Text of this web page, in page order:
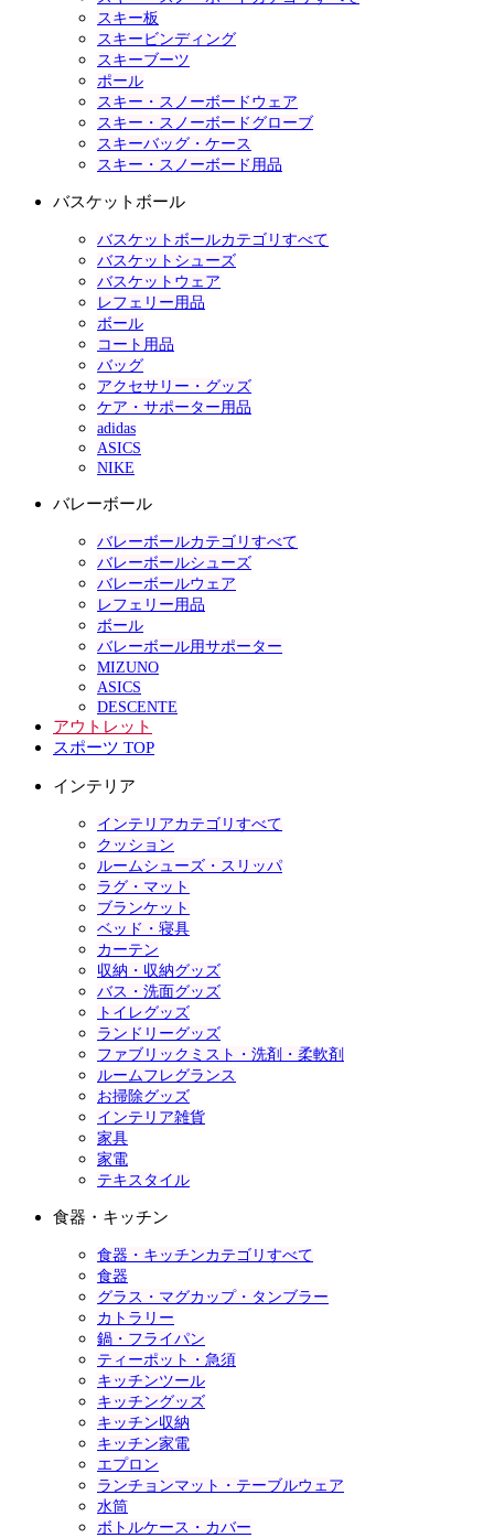
スキー板
スキービンディング
スキーブーツ
ポール
スキー・スノーボードウェア
スキー・スノーボードグローブ
スキーバッグ・ケース
スキー・スノーボード用品
バスケットボール
バスケットボールカテゴリすべて
バスケットシューズ
バスケットウェア
レフェリー用品
ボール
コート用品
バッグ
アクセサリー・グッズ
ケア・サポーター用品
adidas
ASICS
NIKE
バレーボール
バレーボールカテゴリすべて
バレーボールシューズ
バレーボールウェア
レフェリー用品
ボール
バレーボール用サポーター
MIZUNO
ASICS
DESCENTE
アウトレット
スポーツ TOP
インテリア
インテリアカテゴリすべて
クッション
ルームシューズ・スリッパ
ラグ・マット
ブランケット
ベッド・寝具
カーテン
収納・収納グッズ
バス・洗面グッズ
トイレグッズ
ランドリーグッズ
ファブリックミスト・洗剤・柔軟剤
ルームフレグランス
お掃除グッズ
インテリア雑貨
家具
家電
テキスタイル
食器・キッチン
食器・キッチンカテゴリすべて
食器
グラス・マグカップ・タンブラー
カトラリー
鍋・フライパン
ティーポット・急須
キッチンツール
キッチングッズ
キッチン収納
キッチン家電
エプロン
ランチョンマット・テーブルウェア
水筒
ボトルケース・カバー